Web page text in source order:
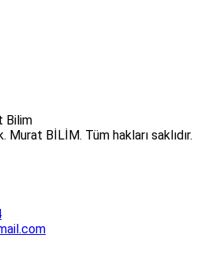
Bilim
BİLİM. Tüm hakları saklıdır.